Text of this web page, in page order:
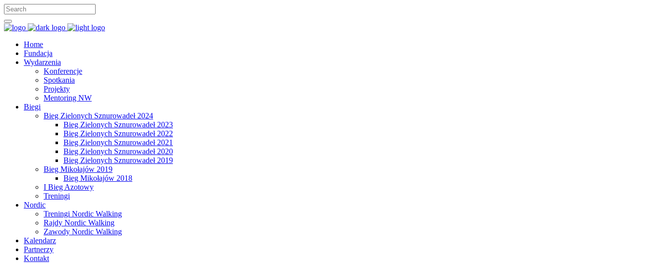
Home
Fundacja
Wydarzenia
Konferencje
Spotkania
Projekty
Mentoring NW
Biegi
Bieg Zielonych Sznurowadeł 2024
Bieg Zielonych Sznurowadeł 2023
Bieg Zielonych Sznurowadeł 2022
Bieg Zielonych Sznurowadeł 2021
Bieg Zielonych Sznurowadeł 2020
Bieg Zielonych Sznurowadeł 2019
Bieg Mikołajów 2019
Bieg Mikołajów 2018
I Bieg Azotowy
Treningi
Nordic
Treningi Nordic Walking
Rajdy Nordic Walking
Zawody Nordic Walking
Kalendarz
Partnerzy
Kontakt